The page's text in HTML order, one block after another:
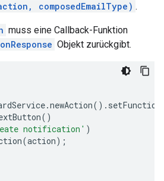
composedEmailType) .
muss eine Callback-Funktion
Objekt zurückgibt.
.newAction().
()
notification' )
(action);